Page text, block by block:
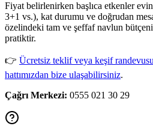
Fiyat belirlenirken başlıca etkenler
3+1 vs.), kat durumu ve doğrudan
özelindeki tam ve şeffaf navlun
pratiktir.
👉 Ücretsiz teklif veya keşif
hattımızdan bize ulaşabilirsiniz.
Çağrı Merkezi: 0555 021 30 29